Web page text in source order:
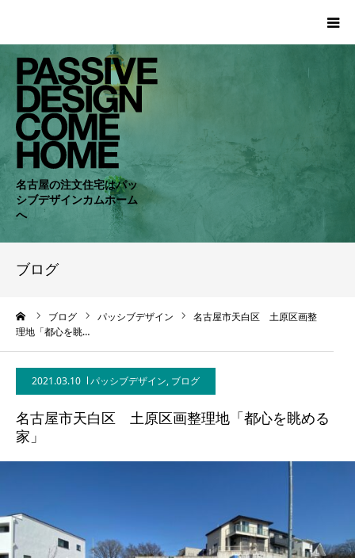
名古屋の注文住宅はパッ
シブデザインカムホーム
へ
ブログ
ブログ パッシブデザイン
名古屋市天白区 土原区画整
理地「都心を眺…
2021.03.10 パッシブデザイン, ブログ
名古屋市天白区 土原区画整理地「都心を眺める
家」
HOME
WORKS
COMPANY
CONCEPT
NEWS
BLOG
CONTACT